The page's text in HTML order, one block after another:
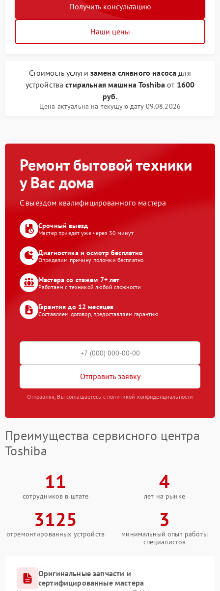
Получить консультацию
Наши цены
Стоимость услуги замена сливного насоса для
устройствастиральная машина Toshiba от 1600
руб.
Цена актуальна на текущую дату 09.08.2026
Ремонт бытовой техники
у Вас дома
С выездом квалифицированного мастера
Срочный выезд
Мастер приедет уже через 30 минут
Диагностика и осмотр бесплатно
Определим причину поломки бесплатно
Мастера со стажем 7+ лет
Работаем с техникой любой сложности
Гарантия до 12 месяцев
Составляем договор, предоставляем гарантию
Отправить заявку
Отправляя, Вы соглашаетесь с политикой конфиденциальности
Преимущества сервисного центра
Toshiba
11
сотрудников в штате
4
лет на рынке
3125
отремонтированных устройств
3
минимальный опыт работы
специалистов
Оригинальные запчасти и
сертифицированные мастера